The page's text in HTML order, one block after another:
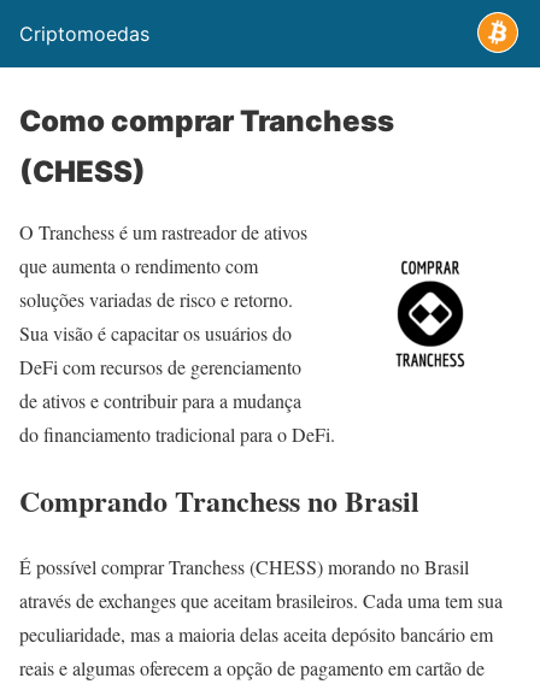
Criptomoedas
Como comprar Tranchess
(CHESS)
O Tranchess é um rastreador de ativos
que aumenta o rendimento com
soluções variadas de risco e retorno.
Sua visão é capacitar os usuários do
DeFi com recursos de gerenciamento
de ativos e contribuir para a mudança
do financiamento tradicional para o DeFi.
Comprando Tranchess no Brasil
É possível comprar Tranchess (CHESS) morando no Brasil
através de exchanges que aceitam brasileiros. Cada uma tem sua
peculiaridade, mas a maioria delas aceita depósito bancário em
reais e algumas oferecem a opção de pagamento em cartão de